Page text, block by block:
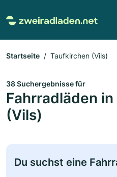
Startseite Taufkirchen (Vils)
38 Suchergebnisse für
Fahrradläden
(Vils)
Du suchst eine